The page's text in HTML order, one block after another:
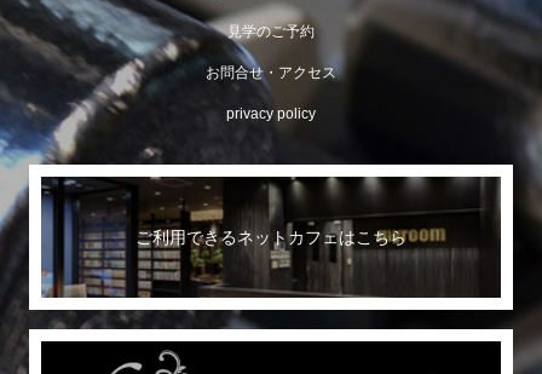
見学のご予約
お問合せ・アクセス
privacy policy
ご利用できるネットカフェはこちら